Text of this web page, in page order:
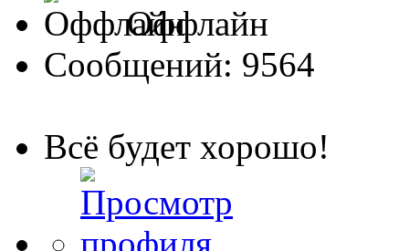
Оффлайн
Сообщений: 9564
Всё будет хорошо!